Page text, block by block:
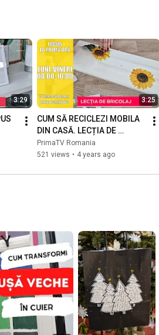
3:29 3:25
CUM SĂ RECICLEZI MOBILA
DIN CASĂ. LECȚIA DE
BRICOLAJ CU GABI RALEA
PrimaTV Romania
521 views • 4 years ago